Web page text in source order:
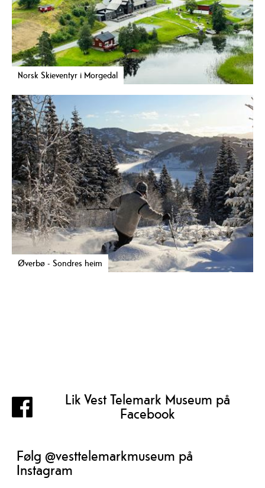
Norsk Skieventyr i Morgedal
Øverbø - Sondres heim
Lik Vest Telemark Museum på
Facebook
Følg @vesttelemarkmuseum på
Instagram